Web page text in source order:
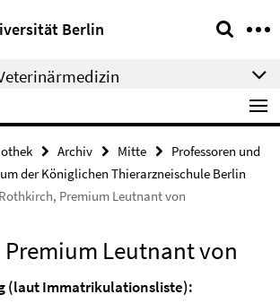
Berlin
Archiv Mitte
Professoren und
der Königlichen Thierarzneischule Berlin
Rothkirch, Premium Leutnant von
Leutnant von
(laut Immatrikulationsliste):